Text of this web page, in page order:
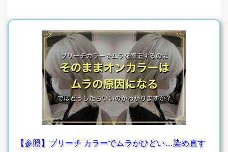
【参照】ブリーチ カラーでムラがひどい…染め直す